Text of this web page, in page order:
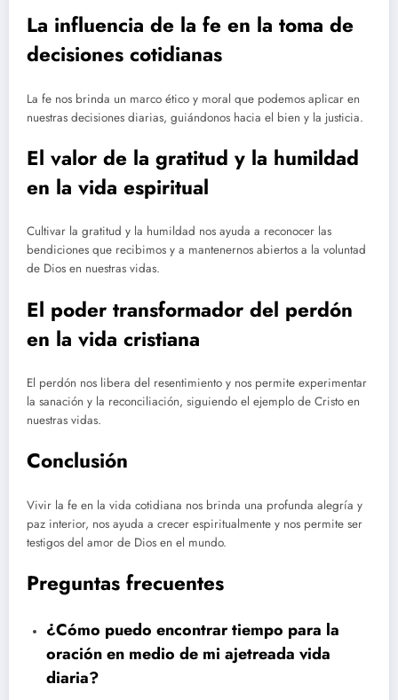
La influencia de la fe en la toma de
decisiones cotidianas
La fe nos brinda un marco ético y moral que podemos aplicar en
nuestras decisiones diarias, guiándonos hacia el bien y la justicia.
El valor de la gratitud y la humildad
en la vida espiritual
Cultivar la gratitud y la humildad nos ayuda a reconocer las
bendiciones que recibimos y a mantenernos abiertos a la voluntad
de Dios en nuestras vidas.
El poder transformador del perdón
en la vida cristiana
El perdón nos libera del resentimiento y nos permite experimentar
la sanación y la reconciliación, siguiendo el ejemplo de Cristo en
nuestras vidas.
Conclusión
Vivir la fe en la vida cotidiana nos brinda una profunda alegría y
paz interior, nos ayuda a crecer espiritualmente y nos permite ser
testigos del amor de Dios en el mundo.
Preguntas frecuentes
¿Cómo puedo encontrar tiempo para la
oración en medio de mi ajetreada vida
diaria?